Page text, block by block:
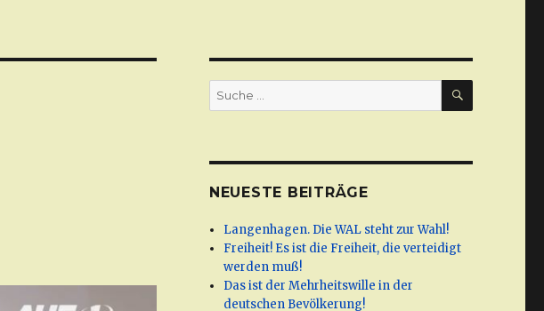
Suche
nach:
SUCHE
NEUESTE BEITRÄGE
Langenhagen. Die WAL steht zur Wahl!
Freiheit! Es ist die Freiheit, die verteidigt
werden muß!
Das ist der Mehrheitswille in der
deutschen Bevölkerung!